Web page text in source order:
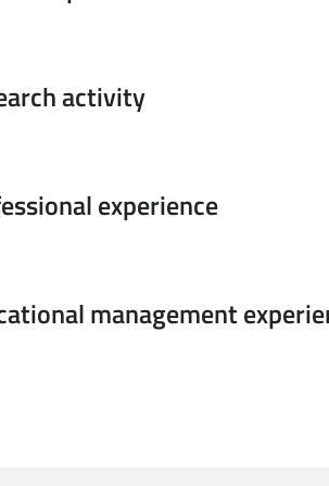
activity
experience
management